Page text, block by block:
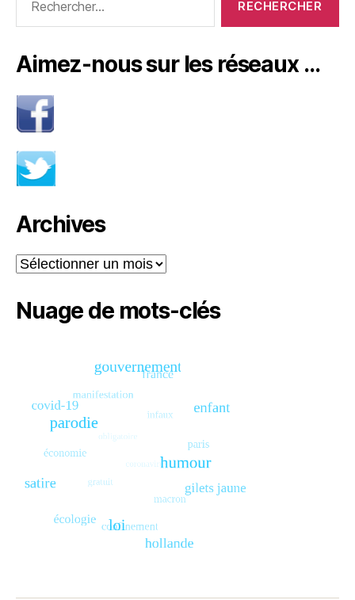
Aimez-nous sur les réseaux …
Archives
Archives
Nuage de mots-clés